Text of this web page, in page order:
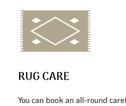
RUG CARE
You can book an all-round